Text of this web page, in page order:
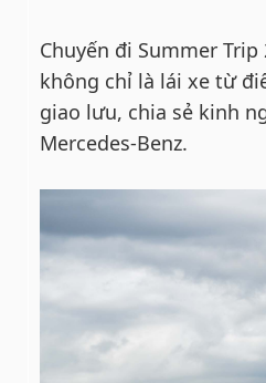
Chuyến đi Summer
không chỉ là lái xe từ
giao lưu, chia sẻ kinh
Mercedes-Benz.